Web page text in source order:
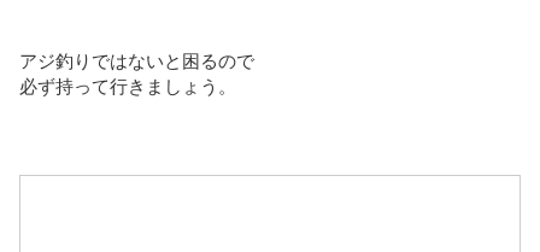
アジ釣りではないと困るので
必ず持って行きましょう。